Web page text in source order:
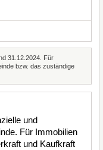
31.12.2024. Für
bzw. das zuständige
und
Für Immobilien
und Kaufkraft